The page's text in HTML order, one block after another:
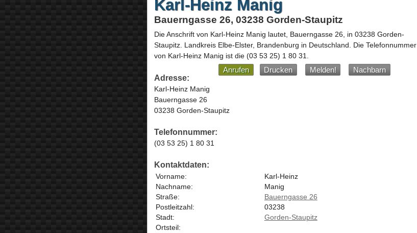
Karl-Heinz Manig
Bauerngasse 26, 03238 Gorden-Staupitz
Die Anschrift von Karl-Heinz Manig lautet, Bauerngasse 26, in 03238 Gorden-
Staupitz. Landkreis Elbe-Elster, Brandenburg in Deutschland. Die Telefonnummer
von Karl-Heinz Manig ist die (03 53 25) 1 80 31.
Anrufen Drucken Melden!
Nachbarn
Adresse:
Karl-Heinz Manig
Bauerngasse 26
03238 Gorden-Staupitz
Telefonnummer:
(03 53 25) 1 80 31
Kontaktdaten:
Vorname:
Karl-Heinz
Nachname:
Manig
Straße:
Bauerngasse 26
Postleitzahl:
03238
Stadt:
Gorden-Staupitz
Ortsteil: